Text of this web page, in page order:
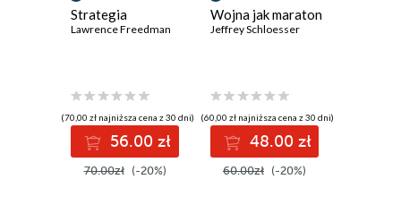
Strategia
Lawrence Freedman
(70,00 zł najniższa cena z 30 dni)
56.00 zł
70.00zł (-20%)
Wojna jak maraton
Jeffrey Schloesser
(60,00 zł najniższa cena z 30 dni)
48.00 zł
60.00zł (-20%)